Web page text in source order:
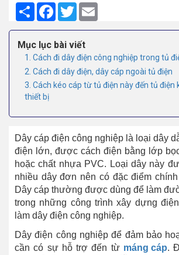
Share Facebook
Twitter
Mục lục bài viết
1. Cách đi dây điện công nghiệp trong tủ
2. Cách đi dây điện, dây cáp ngoài tủ điện
3. Cách kéo cáp từ tủ điện này đến tủ điện
thiết bị
Dây cáp điện công nghiệp là loại dây
điện lớn, được cách điện bằng lớp
hoặc chất nhựa PVC. Loại dây này
nhiều dây đơn nên có đặc điểm
Dây cáp thường được dùng để làm
trong những công trình xây dựng
làm dây điện công nghiệp.
Dây điện công nghiệp để đảm bảo
cần có sự hỗ trợ đến từ máng cáp.